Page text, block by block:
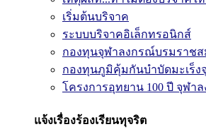
เริ่มต้นบริจาค
ระบบบริจาคอิเล็กทรอนิกส์
กองทุนจุฬาลงกรณ์บรมราช
กองทุนภูมิคุ้มกันบำบัดมะเร็ง
โครงการอุทยาน 100 ปี จุฬา
แจ้งเรื่องร้องเรียนทุจริต